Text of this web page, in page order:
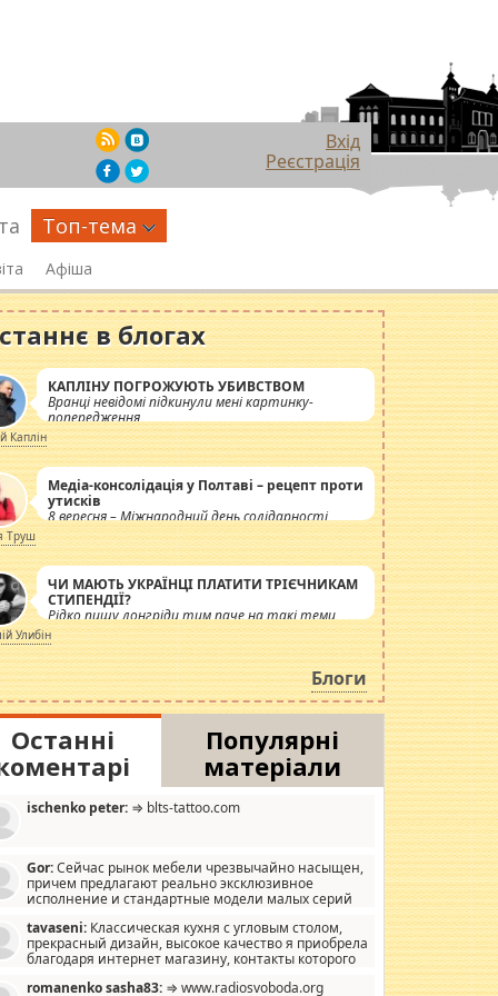
Вхід
Реєстрація
Топ-тема
Афіша
в блогах
КАПЛІНУ ПОГРОЖУЮТЬ УБИВСТВОМ
Вранці невідомі підкинули мені картинку-
попередження
Каплін
Медіа-консолідація у Полтаві – рецепт проти
утисків
8 вересня – Міжнародний день солідарності
журналістів.
Труш
ЧИ МАЮТЬ УКРАЇНЦІ ПЛАТИТИ ТРІЄЧНИКАМ
СТИПЕНДІЇ?
Рідко пишу лонгріди тим паче на такі теми,
але вже просто дістало! Обурюють сьогоднішні
інсенуації навколо стипендіального питання.
Штучно роздувається ще одна соціальна
катастрофа.
Улибін
Блоги
Останні
Популярні
матеріали
ischenko peter: ⇒ blts-tattoo.com
Gor:Сейчас рынок мебели чрезвычайно насыщен,
причем предлагают реально эксклюзивное
исполнение и стандартные модели малых серий
мало походит на стандартные формы, в MebelOk,
и что главное - со вкусом все в порядке,
ненужных наворотов удорожающих мебель, а это не
tavaseni: Классическая кухня с угловым столом,
прекрасный дизайн, высокое качество я приобрела
благодаря интернет магазину, контакты которого
romanenko sasha83: ⇒ www.radiosvoboda.org